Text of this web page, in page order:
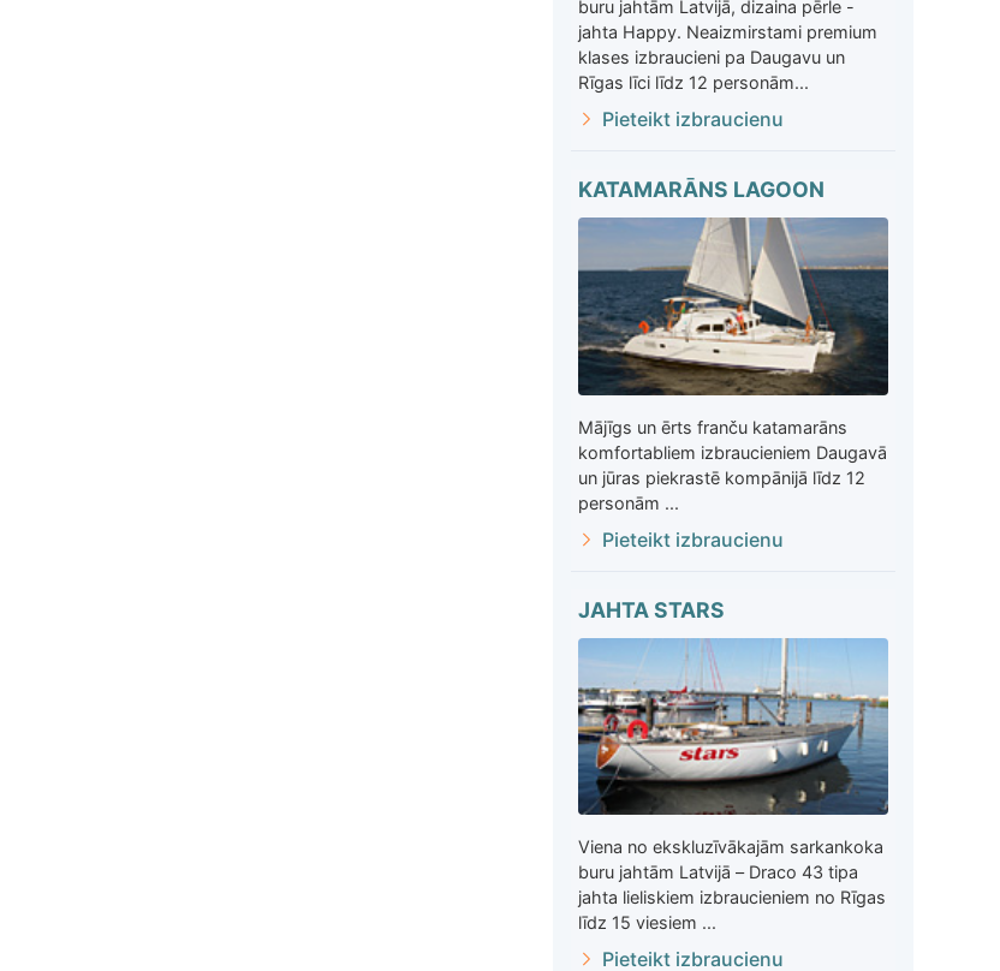
buru jahtām Latvijā, dizaina pērle -
jahta Happy. Neaizmirstami premium
klases izbraucieni pa Daugavu un
Rīgas līci līdz 12 personām...
Pieteikt izbraucienu
KATAMARĀNS LAGOON
Mājīgs un ērts franču katamarāns
komfortabliem izbraucieniem Daugavā
un jūras piekrastē kompānijā līdz 12
personām ...
Pieteikt izbraucienu
JAHTA STARS
Viena no ekskluzīvākajām sarkankoka
buru jahtām Latvijā – Draco 43 tipa
jahta lieliskiem izbraucieniem no Rīgas
līdz 15 viesiem ...
Pieteikt izbraucienu